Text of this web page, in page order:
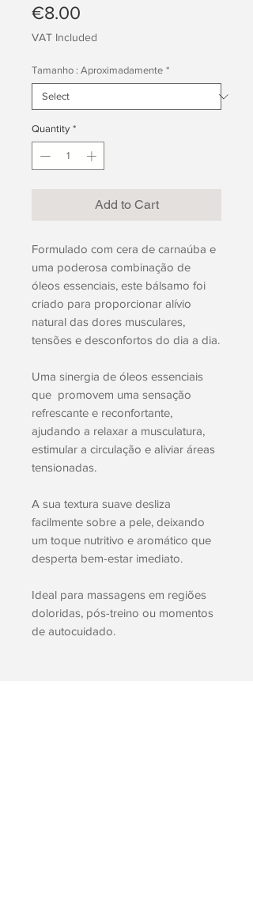
€8.00
VAT Included
Tamanho : Aproximadamente *
Quantity *
Add to Cart
Formulado com cera de carnaúba e
uma poderosa combinação de
óleos essenciais, este bálsamo foi
criado para proporcionar alívio
natural das dores musculares,
tensões e desconfortos do dia a dia.
Uma sinergia de óleos essenciais
que promovem uma sensação
refrescante e reconfortante,
ajudando a relaxar a musculatura,
estimular a circulação e aliviar áreas
tensionadas.
A sua textura suave desliza
facilmente sobre a pele, deixando
um toque nutritivo e aromático que
desperta bem-estar imediato.
Ideal para massagens em regiões
doloridas, pós-treino ou momentos
de autocuidado.